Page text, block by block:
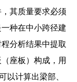
其质量要求必须
种在中小跨径建
分析结果中提取
座板）构成，用
以计算出梁部、